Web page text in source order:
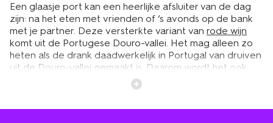
Een glaasje port kan een heerlijke afsluiter van de dag
zijn: na het eten met vrienden of ‘s avonds op de bank
met je partner. Deze versterkte variant van rode wijn
komt uit de Portugese Douro-vallei. Het mag alleen zo
heten als de drank daadwerkelijk in Portugal van druiven
uit de Douro-vallei gemaakt is. Daarom wordt het ook
wel Porto of portwijn genoemd. Het is erg lekker als
dessertwijn of aperitief, en smaakt wat zoeter dan